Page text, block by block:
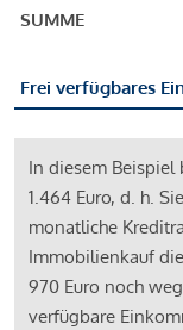
SUMME
Frei verfügbares
In diesem
1.464 Euro, d. h.
monatliche
Immobilienkauf
970 Euro noch
verfügbare